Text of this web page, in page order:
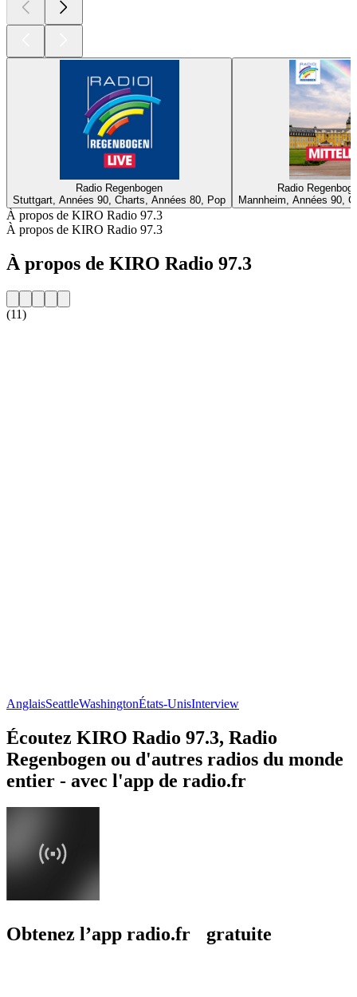
Radio Regenbogen
Stuttgart, Années 90, Charts, Années 80, Pop
Radio
Mannheim, Années 90,
À propos de KIRO Radio 97.3
À propos de KIRO Radio 97.3
À propos de KIRO Radio 97.3
(11)
AnglaisSeattleWashingtonÉtats-UnisInterview
Écoutez KIRO Radio 97.3, Radio
Regenbogen ou d'autres radios du monde
entier - avec l'app de radio.fr
Obtenez l’app radio.fr gratuite